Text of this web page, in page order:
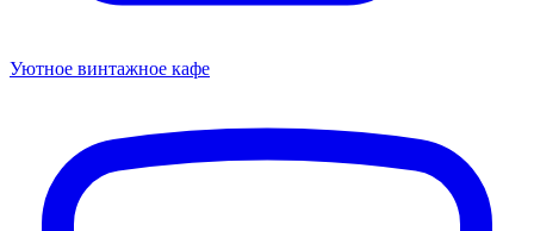
Уютное винтажное кафе